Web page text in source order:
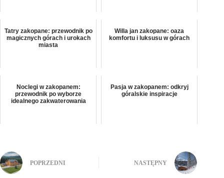
Tatry zakopane: przewodnik po
magicznych górach i urokach
miasta
Willa jan zakopane: oaza
komfortu i luksusu w górach
Noclegi w zakopanem:
przewodnik po wyborze
idealnego zakwaterowania
Pasja w zakopanem: odkryj
góralskie inspiracje
POPRZEDNI NASTĘPNY